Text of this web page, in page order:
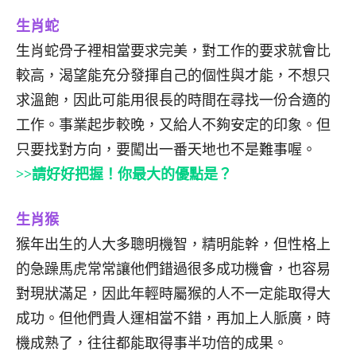
生肖蛇
生肖蛇骨子裡相當要求完美，對工作的要求就會比
較高，渴望能充分發揮自己的個性與才能，不想只
求溫飽，因此可能用很長的時間在尋找一份合適的
工作。事業起步較晚，又給人不夠安定的印象。但
只要找對方向，要闖出一番天地也不是難事喔。
>>請好好把握！你最大的優點是？
生肖猴
猴年出生的人大多聰明機智，精明能幹，但性格上
的急躁馬虎常常讓他們錯過很多成功機會，也容易
對現狀滿足，因此年輕時屬猴的人不一定能取得大
成功。但他們貴人運相當不錯，再加上人脈廣，時
機成熟了，往往都能取得事半功倍的成果。